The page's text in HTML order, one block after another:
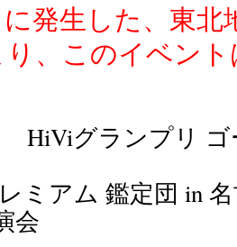
に発生した、東北
、このイベン
HiViグランプリ
ミアム 鑑定団 in
会